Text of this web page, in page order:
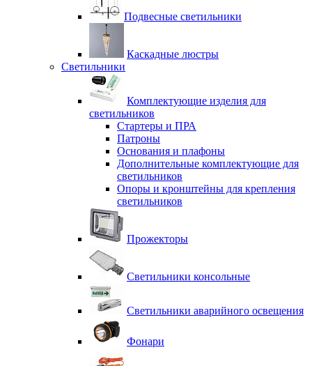
Подвесные светильники
Каскадные люстры
Светильники
Комплектующие изделия для
светильников
Стартеры и ПРА
Патроны
Основания и плафоны
Дополнительные комплектующие для
светильников
Опоры и кронштейны для крепления
светильников
Прожекторы
Светильники консольные
Светильники аварийного освещения
Фонари